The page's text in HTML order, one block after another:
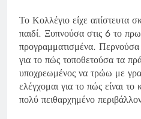
Το Κολλέγιο είχε απίστευτα
παιδί. Ξυπνούσα στις 6 το
προγραμματισμένα.
για το πώς τοποθετούσα τα
υποχρεωμένος να τρώω με
ελέγχομαι για το πώς είναι
πολύ πειθαρχημένο